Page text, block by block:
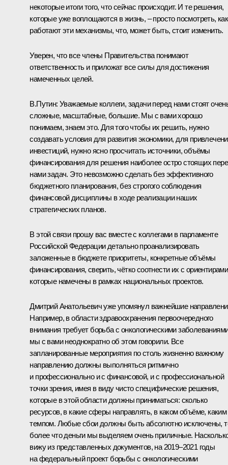
некоторые итоги того, что сейчас происходит. И те решения,
которые уже воплощаются в жизнь, – просто посмотреть, как
работают эти механизмы, что, может быть, стоит изменить.
Уверен, что все члены Правительства понимают
ответственность и приложат все силы для достижения
намеченных целей.
В.Путин: Уважаемые коллеги, задачи перед нами стоят
сложные, масштабные, большие. Мы с вами хорошо
понимаем, знаем это. Для того чтобы их решить, нужно
создавать условия для развития экономики, для
инвестиций, нужно ясно просчитать источники, объёмы
финансирования для решения наиболее остро стоящих
нами задач. Это невозможно сделать без эффективного
бюджетного планирования, без строгого соблюдения
финансовой дисциплины в ходе реализации наших
стратегических планов.
В этой связи прошу вас вместе с коллегами в парламенте
Российской Федерации детально проанализировать
заложенные в бюджете приоритеты, конкретные объёмы
финансирования, сверить, чётко соотнести их с
которые намечены в рамках национальных проектов.
Дмитрий Анатольевич уже упомянул важнейшие
Например, в области здравоохранения первоочередного
внимания требует борьба с онкологическими
мы с вами неоднократно об этом говорили. Все
запланированные мероприятия по столь жизненно важному
направлению должны выполняться ритмично
и профессионально и с финансовой, и с профессиональной
точки зрения, имея в виду чисто специфические решения,
которые в этой области должны приниматься: сколько
ресурсов, в какие сферы направлять, в каком объёме, каким
темпом. Любые сбои должны быть абсолютно исключены,
более что деньги мы выделяем очень приличные.
вижу из представленных документов, на 2019–2021 годы
на федеральный проект борьбы с онкологическими